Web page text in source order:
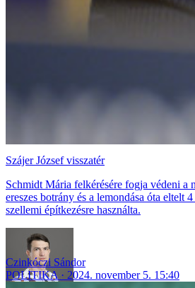
Szájer József visszatér
Schmidt Mária felkérésére fogja védeni a
ereszes botrány és a lemondása óta eltelt
szellemi építkezésre használta.
Czinkóczi Sándor
POLITIKA
2024. november 5. 15:40